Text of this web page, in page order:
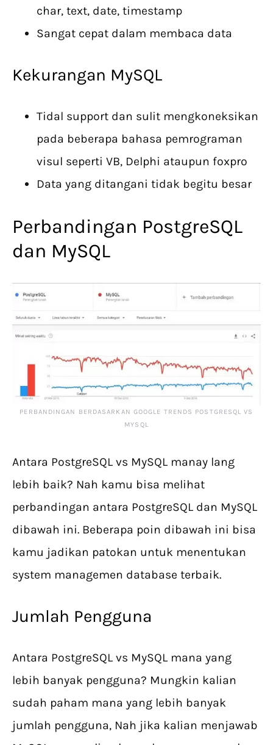
char, text, date, timestamp
Sangat cepat dalam membaca data
Kekurangan MySQL
Tidal support dan sulit mengkoneksikan
pada beberapa bahasa pemrograman
visul seperti VB, Delphi ataupun foxpro
Data yang ditangani tidak begitu besar
Perbandingan PostgreSQL
dan MySQL
PERBANDINGAN BERDASARKAN GOOGLE TRENDS POSTGRESQL VS
MYSQL
Antara PostgreSQL vs MySQL manay lang
lebih baik? Nah kamu bisa melihat
perbandingan antara PostgreSQL dan MySQL
dibawah ini. Beberapa poin dibawah ini bisa
kamu jadikan patokan untuk menentukan
system managemen database terbaik.
Jumlah Pengguna
Antara PostgreSQL vs MySQL mana yang
lebih banyak pengguna? Mungkin kalian
sudah paham mana yang lebih banyak
jumlah pengguna, Nah jika kalian menjawab